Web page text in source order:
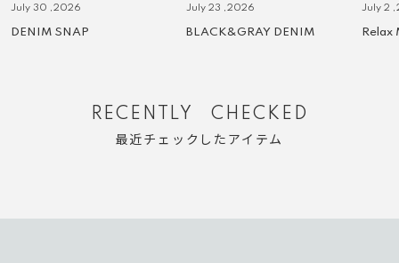
July 23 ,2026
BLACK&GRAY DENIM
July 2 ,2026
Relax MARY
RECENTLY CHECKED
最近チェックしたアイテム